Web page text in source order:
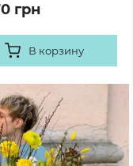
грн
В корзину